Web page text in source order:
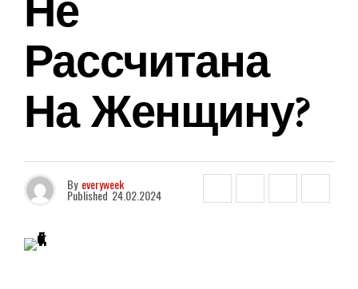
Рассчитана
На Женщину?
By everyweek
Published 24.02.2024